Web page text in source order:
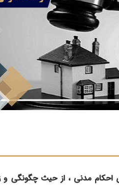
احکام مدنی ، از حیث چگونگی و